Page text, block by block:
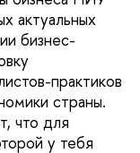
актуальных
бизнес-
практиков
страны.
что для
у тебя